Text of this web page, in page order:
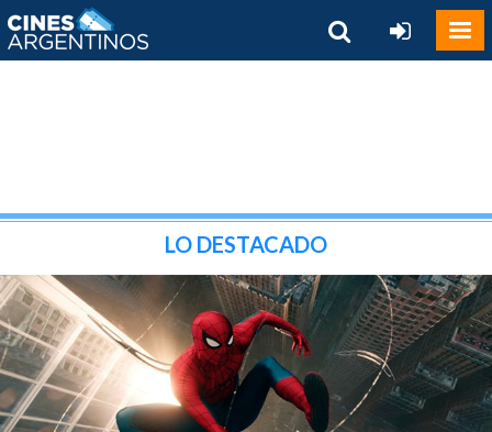
LO DESTACADO